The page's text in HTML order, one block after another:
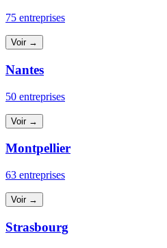
75 entreprises
Voir →
Nantes
50 entreprises
Voir →
Montpellier
63 entreprises
Voir →
Strasbourg